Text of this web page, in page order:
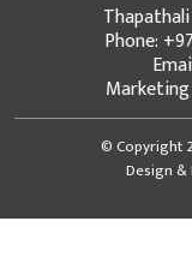
Phone:
© Copyright
Design